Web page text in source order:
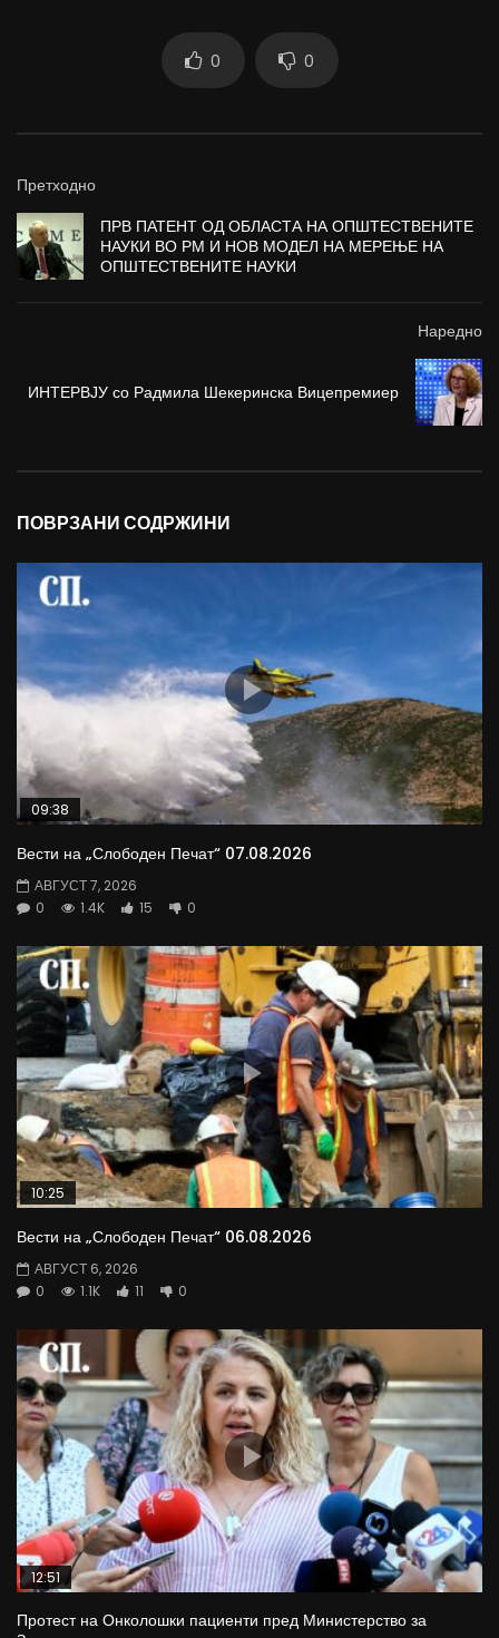
0 0
Претходно
ПРВ ПАТЕНТ ОД ОБЛАСТА НА ОПШТЕСТВЕНИТЕ
НАУКИ ВО РМ И НОВ МОДЕЛ НА МЕРЕЊЕ НА
ОПШТЕСТВЕНИТЕ НАУКИ
Наредно
ИНТЕРВЈУ со Радмила Шекеринска Вицепремиер
ПОВРЗАНИ СОДРЖИНИ
09:38
Вести на „Слободен Печат“ 07.08.2026
АВГУСТ 7, 2026
0
1.4K 15 0
10:25
Вести на „Слободен Печат“ 06.08.2026
АВГУСТ 6, 2026
0
1.1K 11 0
12:51
Протест на Онколошки пациенти пред Министерство за